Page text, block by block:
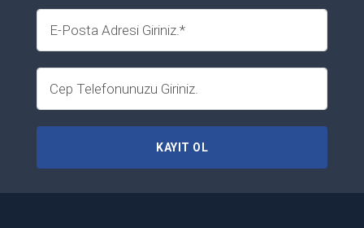
KAYIT OL